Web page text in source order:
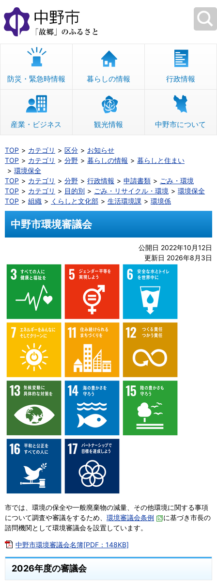
本
文
へ
移
防災・緊急時情報 暮らしの情報 行政情報
産業・ビジネス 観光情報 中野市について
TOP カテゴリ 区分
お知らせ
TOP
カテゴリ 分野 暮らしの情報
暮らしと住まい
環境保全
TOP
カテゴリ 分野 行政情報 申請書類
ごみ・環境
TOP
カテゴリ 目的別 ごみ・リサイクル・環境
環境保全
TOP
組織 くらしと文化部 生活環境課 環境係
中野市環境審議会
公開日 2022年10月12日
更新日 2026年8月3日
市では、環境の保全や一般廃棄物の減量、その他環境に関する事項
について調査や審議をするため、 環境審議会条例
に基づき市長の
諮問機関として環境審議会を設置しています。
中野市環境審議会名簿[PDF：148KB]
2026年度の審議会